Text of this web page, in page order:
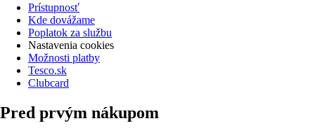
Prístupnosť
Kde dovážame
Poplatok za službu
Nastavenia cookies
Možnosti platby
Tesco.sk
Clubcard
Pred prvým nákupom